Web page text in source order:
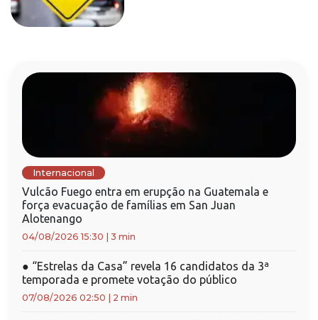
Internacional
Vulcão Fuego entra em erupção na Guatemala e
força evacuação de famílias em San Juan
Alotenango
04/08/2026 15:30 3 min
● “Estrelas da Casa” revela 16 candidatos da 3ª
temporada e promete votação do público
07/08/2026 02:50 2 min